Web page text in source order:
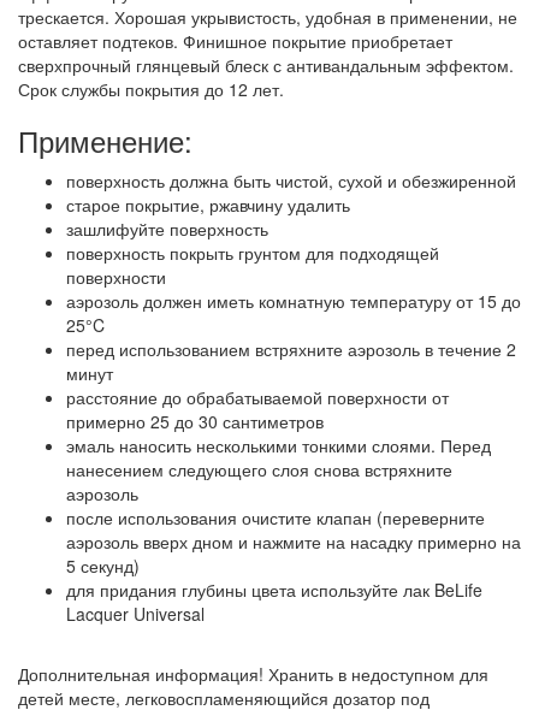
трескается. Хорошая укрывистость, удобная в применении, не
оставляет подтеков. Финишное покрытие приобретает
сверхпрочный глянцевый блеск с антивандальным эффектом.
Срок службы покрытия до 12 лет.
Применение:
поверхность должна быть чистой, сухой и обезжиренной
старое покрытие, ржавчину удалить
зашлифуйте поверхность
поверхность покрыть грунтом для подходящей
поверхности
аэрозоль должен иметь комнатную температуру от 15 до
25°C
перед использованием встряхните аэрозоль в течение 2
минут
расстояние до обрабатываемой поверхности от
примерно 25 до 30 сантиметров
эмаль наносить несколькими тонкими слоями. Перед
нанесением следующего слоя снова встряхните
аэрозоль
после использования очистите клапан (переверните
аэрозоль вверх дном и нажмите на насадку примерно на
5 секунд)
для придания глубины цвета используйте лак BeLife
Lacquer Universal
Дополнительная информация! Хранить в недоступном для
детей месте, легковоспламеняющийся дозатор под